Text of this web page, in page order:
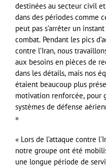
destinées au secteur civil
dans des périodes comme
peut pas s’arrêter un
combat. Pendant les pics
contre l’Iran, nous
aux besoins en pièces de
dans les détails, mais nos
étaient beaucoup plus
motivation renforcée, pour
systèmes de défense
»
« Lors de l’attaque contre
notre groupe ont été
une longue période de